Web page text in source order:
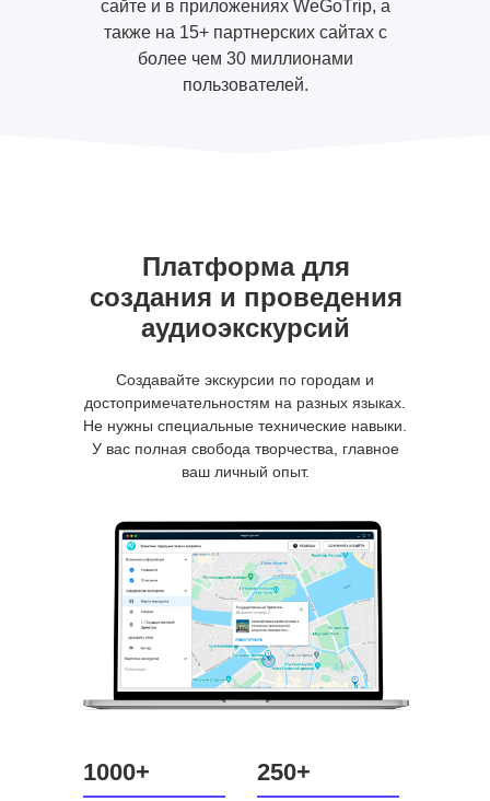
сайте и в приложениях WeGoTrip, а
также на 15+ партнерских сайтах с
более чем 30 миллионами
пользователей.
1000+ 250+
Платформа для
создания и проведения
аудиоэкскурсий
Создавайте экскурсии по городам и
достопримечательностям на разных языках.
Не нужны специальные технические навыки.
У вас полная свобода творчества, главное
ваш личный опыт.